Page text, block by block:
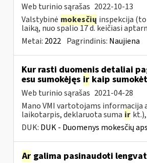
Web turinio sąrašas 2022-10-13
Valstybinė mokesčių inspekcija
laiką, nuo spalio 17 d. keičiasi
Metai: 2022 Pagrindinis: Naujiena
Kur rasti duomenis detaliai
esu sumokėjęs irkaip
Web turinio sąrašas 2021-04-28
Mano VMI vartotojams informacija
laikotarpis, deklaruota suma ir
DUK: DUK - Duomenys mokesčių
Argalima pasinaudoti